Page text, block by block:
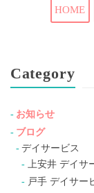
HOME
Category
お知らせ
ブログ
デイサービス
上安井 デイサ
戸手 デイサー